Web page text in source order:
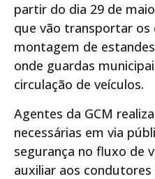
partir do dia 29 de
que vão transportar os
montagem de
onde guardas
circulação de veículos.
Agentes da GCM
necessárias em via
segurança no fluxo de
auxiliar aos